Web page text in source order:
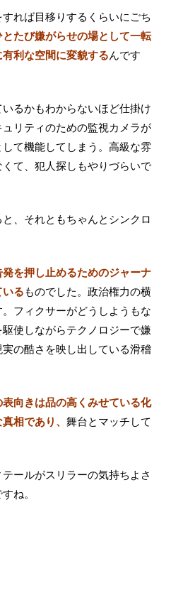
れば目移りするくらいにごち
とたび嫌がらせの場として一転
利な空間に変貌するんです
るかもわからないほど仕掛け
リティのための監視カメラが
て機能してしまう。高級な雰
て、犯人探しもやりづらいで
、それともちゃんとシンクロ
発を押し止めるためのジャーナ
いるものでした。政治権力の横
フィクサーがどうしようもな
使しながらテクノロジーで嫌
の酷さを映し出している滑稽
向きは品の高くみせている化
相であり、 舞台とマッチして
ールがスリラーの気持ちよさ
ね。